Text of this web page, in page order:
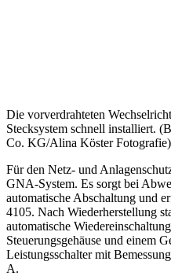
Die vorverdrahteten
Stecksystem schnell installiert.
Co. KG/Alina Köster Fotografie)
Für den Netz- und
GNA-System. Es sorgt bei
automatische Abschaltung und
4105. Nach Wiederherstellung
automatische
Steuerungsgehäuse und einem
Leistungsschalter mit
A.